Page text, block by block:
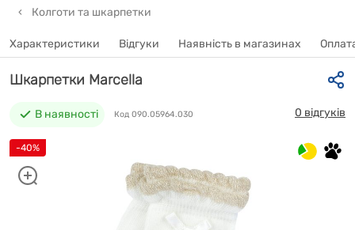
Колготи та шкарпетки
Характеристики Відгуки Наявність в магазинах
-40%
Шкарпетки Marcella
В наявності Код 090.05964.030 0 відгуків